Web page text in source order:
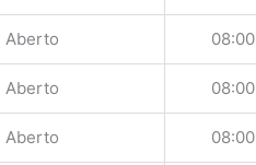
Aberto 08:00
Aberto 08:00
Aberto 08:00